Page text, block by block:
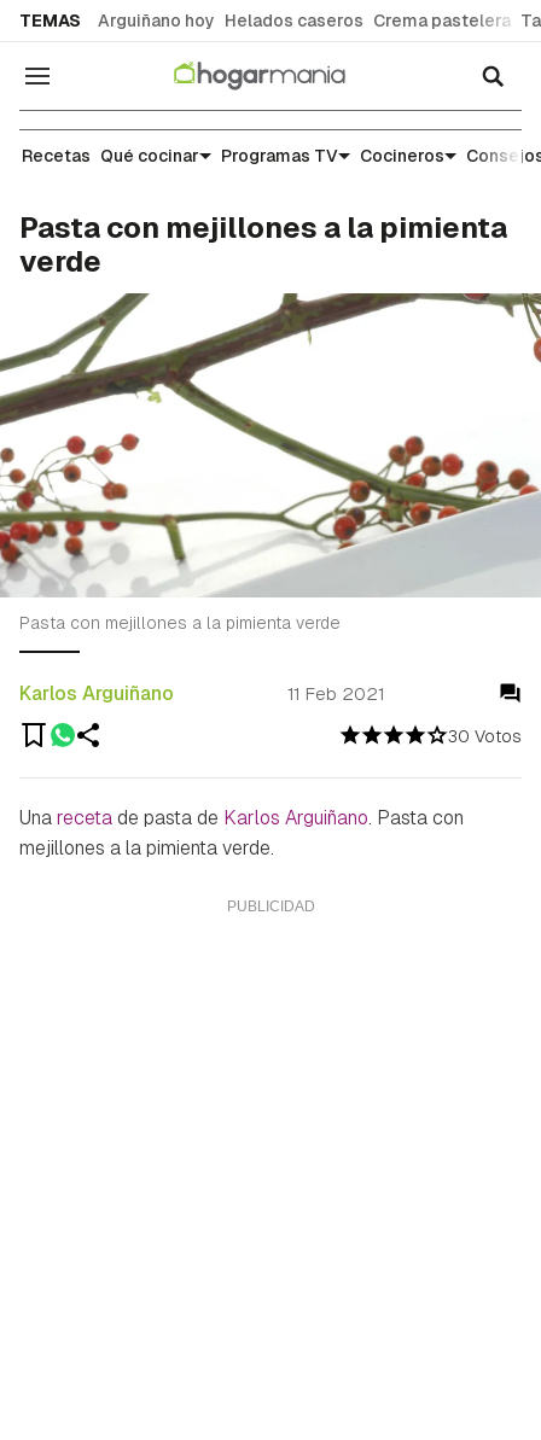
TEMAS Arguiñano hoy Helados caseros Crema pastelera
Navegación
Recetas
Recetas Qué cocinar Programas TV Cocineros
Pasta con mejillones a la pimienta
verde
30 Votos
Karlos Arguiñano 11 Feb 2021
Pasta con mejillones a la pimienta verde
Unarecetade pasta de Karlos Arguiñano. Pasta con
mejillones a la pimienta verde.